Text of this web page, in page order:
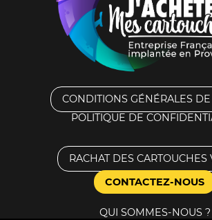
CONDITIONS GÉNÉRALES
POLITIQUE DE
RACHAT DES CARTOUCHES
CONTACTEZ-NOUS
QUI SOMMES-NOUS ?